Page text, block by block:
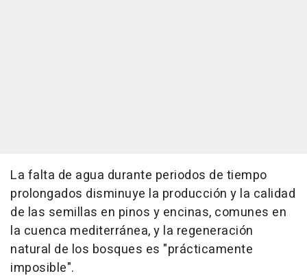
La falta de agua durante periodos de tiempo
prolongados disminuye la producción y la calidad
de las semillas en pinos y encinas, comunes en
la cuenca mediterránea, y la regeneración
natural de los bosques es "prácticamente
imposible".